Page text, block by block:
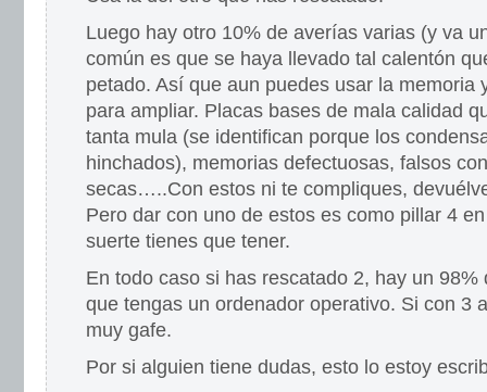
Luego hay otro 10% de averías varias (y va
común es que se haya llevado tal calentón
petado. Así que aun puedes usar la memoria
para ampliar. Placas bases de mala calidad
tanta mula (se identifican porque los
hinchados), memorias defectuosas, falsos
secas…..Con estos ni te compliques,
Pero dar con uno de estos es como pillar 4
suerte tienes que tener.
En todo caso si has rescatado 2, hay un 98%
que tengas un ordenador operativo. Si con 3
muy gafe.
Por si alguien tiene dudas, esto lo estoy